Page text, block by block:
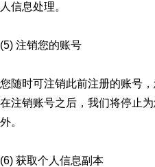
人信息处理。
(5) 注销您的账号
您随时可注销此前注册的账号
在注销账号之后，我们将停止
外。
(6) 获取个人信息副本